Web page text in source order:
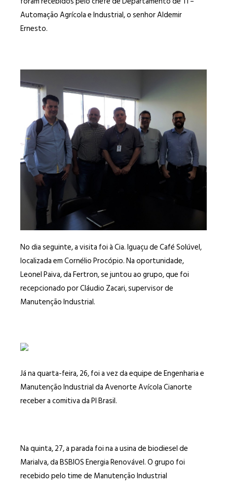
Automação Agrícola e Industrial, o senhor Aldemir
Ernesto.
No dia seguinte, a visita foi à Cia. Iguaçu de Café Solúvel,
localizada em Cornélio Procópio. Na oportunidade,
Leonel Paiva, da Fertron, se juntou ao grupo, que foi
recepcionado por Cláudio Zacari, supervisor de
Manutenção Industrial.
Já na quarta-feira, 26, foi a vez da equipe de Engenharia e
Manutenção Industrial da Avenorte Avícola Cianorte
receber a comitiva da PI Brasil.
Na quinta, 27, a parada foi na a usina de biodiesel de
Marialva, da BSBIOS Energia Renovável. O grupo foi
recebido pelo time de Manutenção Industrial